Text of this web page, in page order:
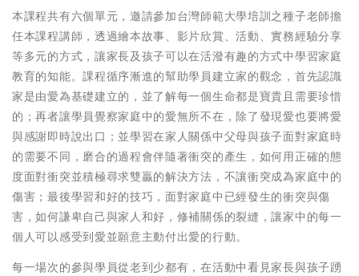
本課程共有六個單元，邀請參加台灣師範大學培訓之種子老師擔
任本課程講師，透過繪本故事、影片欣賞、活動、實務經驗分享
等多元的方式，讓家長及孩子可以在活潑有趣的方式中學習家庭
教育的知能。課程循序漸進的幫助學員建立家的觀念，首先認識
家是由愛為基礎建立的，並了解每一個生命都是寶貴且需要珍惜
的；再者讓學員覺察家庭中的愛無所不在，除了發現愛也要將愛
與感謝即時說出口；並學習在家人關係中父母與孩子面對家庭時
的需要不同，磨合的過程會伴隨著衝突的產生，如何用正確的態
度面對衝突並積極尋求雙贏的解決方法，不讓衝突成為家庭中的
傷害；最後學習和好的技巧，面對家庭中已經發生的衝突與傷
害，如何謙卑自己與家人和好，修補關係的裂縫，讓家中的每一
個人可以感受到愛並願意主動付出愛的行動。
每一場次的參與學員從老到少都有，在活動中看見家長與孩子踴